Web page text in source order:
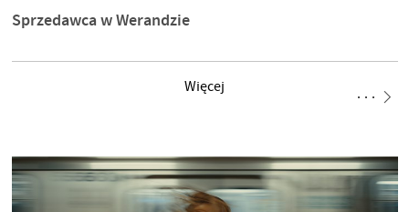
Sprzedawca w Werandzie
Więcej